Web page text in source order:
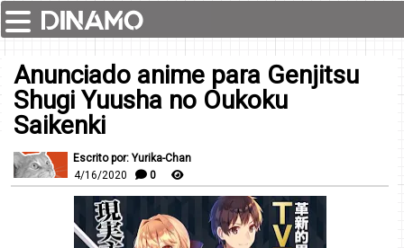
Anunciado anime para Genjitsu
Shugi Yuusha no Oukoku
Saikenki
Escrito por: Yurika-Chan
4/16/2020
0